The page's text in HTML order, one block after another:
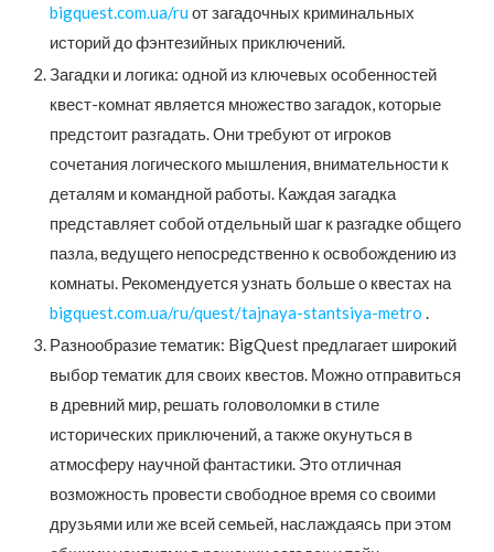
bigquest.com.ua/ruот загадочных криминальных
историй до фэнтезийных приключений.
Загадки и логика: одной из ключевых особенностей
квест-комнат является множество загадок, которые
предстоит разгадать. Они требуют от игроков
сочетания логического мышления, внимательности к
деталям и командной работы. Каждая загадка
представляет собой отдельный шаг к разгадке общего
пазла, ведущего непосредственно к освобождению из
комнаты. Рекомендуется узнать больше о квестах на
bigquest.com.ua/ru/quest/tajnaya-stantsiya-metro .
Разнообразие тематик: BigQuest предлагает широкий
выбор тематик для своих квестов. Можно отправиться
в древний мир, решать головоломки в стиле
исторических приключений, а также окунуться в
атмосферу научной фантастики. Это отличная
возможность провести свободное время со своими
друзьями или же всей семьей, наслаждаясь при этом